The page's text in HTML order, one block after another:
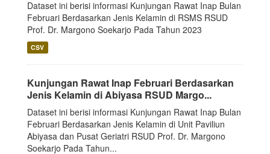
Dataset ini berisi informasi Kunjungan Rawat Inap Bulan
Februari Berdasarkan Jenis Kelamin di RSMS RSUD
Prof. Dr. Margono Soekarjo Pada Tahun 2023
CSV
Kunjungan Rawat Inap Februari Berdasarkan
Jenis Kelamin di Abiyasa RSUD Margo...
Dataset ini berisi informasi Kunjungan Rawat Inap Bulan
Februari Berdasarkan Jenis Kelamin di Unit Paviliun
Abiyasa dan Pusat Geriatri RSUD Prof. Dr. Margono
Soekarjo Pada Tahun...